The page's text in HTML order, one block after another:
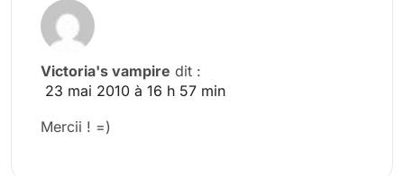
Victoria's vampire dit :
23 mai 2010 à 16 h 57 min
Mercii ! =)